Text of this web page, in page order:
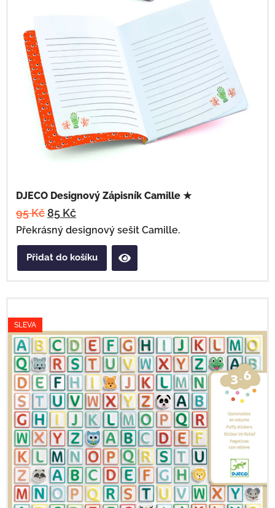
DJECO Designový Zápisník Camille ★
95Kč85 Kč
Překrásný designový sešit Camille.
Přidat do košíku
SLEVA